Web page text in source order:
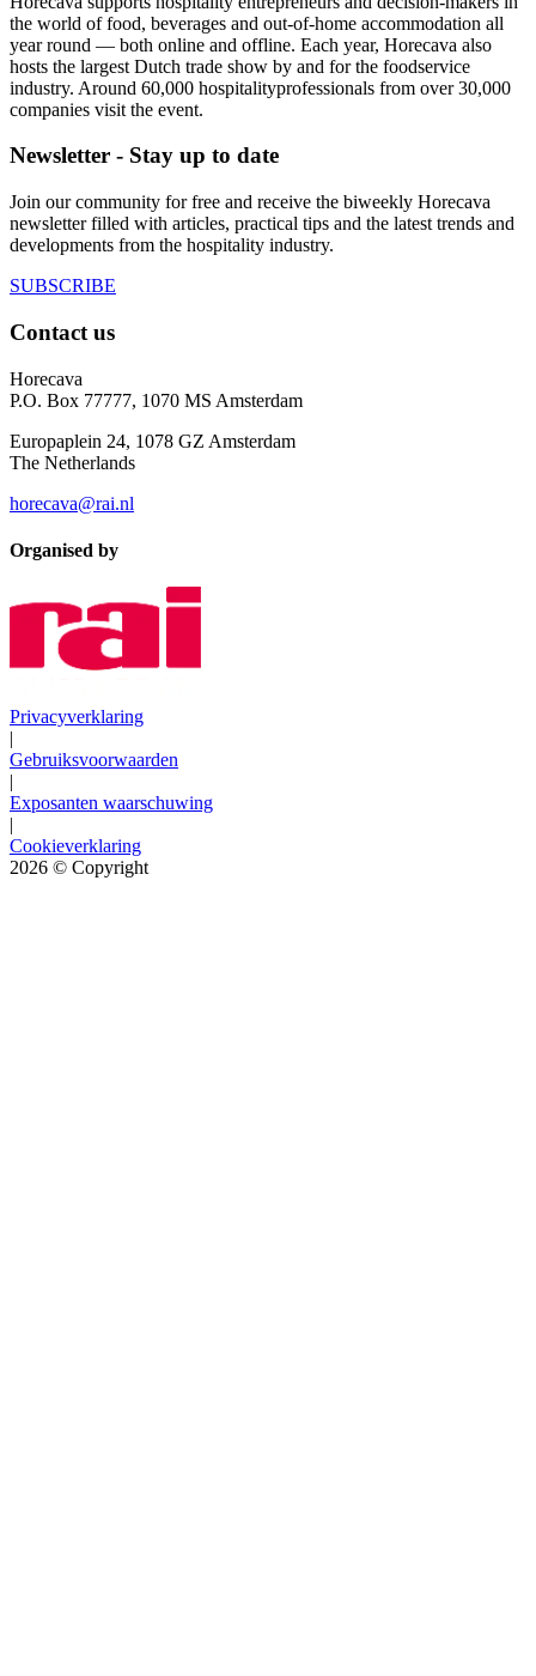
the world of food, beverages and out-of-home accommodation all
year round — both online and offline. Each year, Horecava also
hosts the largest Dutch trade show by and for the foodservice
industry. Around 60,000 hospitalityprofessionals from over 30,000
companies visit the event.
Newsletter - Stay up to date
Join our community for free and receive the biweekly Horecava
newsletter filled with articles, practical tips and the latest trends and
developments from the hospitality industry.
SUBSCRIBE
Contact us
Horecava
P.O. Box 77777, 1070 MS Amsterdam
Europaplein 24, 1078 GZ Amsterdam
The Netherlands
horecava@rai.nl
Organised by
Privacyverklaring
|
Gebruiksvoorwaarden
|
Exposanten waarschuwing
|
Cookieverklaring
2026 © Copyright